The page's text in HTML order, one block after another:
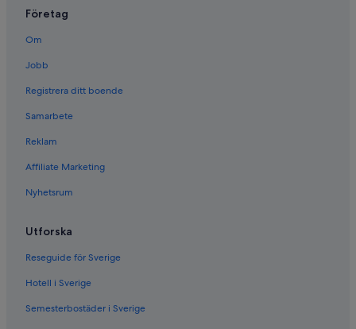
Företag
Om
Jobb
Registrera ditt boende
Samarbete
Reklam
Affiliate Marketing
Nyhetsrum
Utforska
Reseguide för Sverige
Hotell i Sverige
Semesterbostäder i Sverige